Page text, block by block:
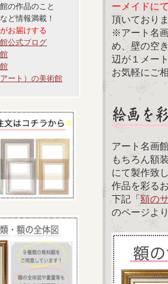
の作品のこと
ど情報満載！
お届けする
公式ブログ
ート）の美術館
ーメイドに
頂いており
※アート名
め、壁の空
辺が１メー
お気軽にご
アート名画
もちろん額
にて製作致
作品を彩る
下記「額の
のページよ